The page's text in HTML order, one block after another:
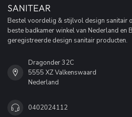
SANITEAR
Bestel voordelig & stijlvol design sanitair
beste badkamer winkel van Nederland en
geregistreerde design sanitair producten.
Dragonder 32C
5555 XZ Valkenswaard
Nederland
0402024112